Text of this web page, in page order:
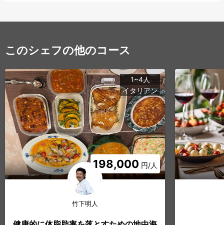
このシェフの他のコース
198,000 円/人
1~4人
イタリアン
竹下明人